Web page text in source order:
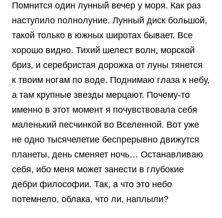
Помнится один лунный вечер у моря. Как раз
наступило полнолуние. Лунный диск большой,
такой только в южных широтах бывает. Все
хорошо видно. Тихий шелест волн, морской
бриз, и серебристая дорожка от луны тянется
к твоим ногам по воде. Поднимаю глаза к небу,
а там крупные звезды мерцают. Почему-то
именно в этот момент я почувствовала себя
маленький песчинкой во Вселенной. Вот уже
не одно тысячелетие беспрерывно движутся
планеты, день сменяет ночь… Останавливаю
себя, ибо меня может занести в глубокие
дебри философии. Так, а что это небо
потемнело, облака, что ли, наплыли?